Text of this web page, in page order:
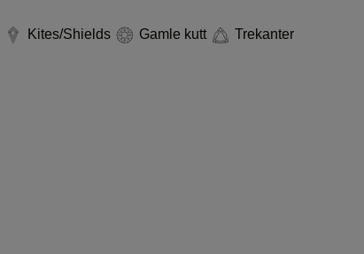
Kites/Shields Gamle kutt
Trekanter